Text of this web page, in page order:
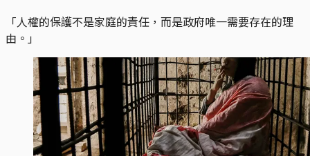
「‍‍人權的保護不是家庭的責任，而是政府唯一需要存在的理
由。」